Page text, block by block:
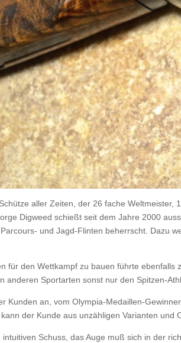
aller Zeiten, der 26 fache
Digweed schießt seit dem Jahre 2000
und Jagd-Flinten beherrscht. Dazu
für den Wettkampf zu bauen führte
anderen Sportarten sonst nur den Spitzen-
Kunden an, vom Olympia-Medaillen-
der Kunde aus unzähligen Varianten
Schuss, das Auge muß sich in der